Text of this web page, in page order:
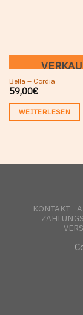
Bella – Cordia
59,00€
WEITERLESEN
KONTAKT